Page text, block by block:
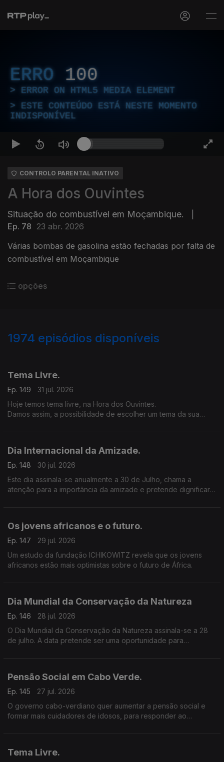
ERRO 100
ERROR ON HTML5 MEDIA ELEMENT
ESTE CONTEÚDO ESTÁ NESTE MOMENTO
INDISPONÍVEL
CONTROLO PARENTAL INATIVO
A Hora dos Ouvintes
Situação do combustível em Moçambique.
Ep. 78 23 abr. 2026
Várias bombas de gasolina estão fechadas por falta de
combustível em Moçambique
opções
1974 episódios disponíveis
Tema Livre.
Ep. 149
31 jul. 2026
Hoje temos tema livre, na Hora dos Ouvintes.
Damos assim, a possibilidade de escolher um tema da sua
Dia Internacional da Amizade.
Ep. 148
30 jul. 2026
Este dia assinala-se anualmente a 30 de Julho, chama a
atenção para a importância da amizade e pretende dignificar o
Os jovens africanos e o futuro.
Ep. 147
29 jul. 2026
Um estudo da fundação ICHIKOWITZ revela que os jovens
africanos estão mais optimistas sobre o futuro de África.
Dia Mundial da Conservação da Natureza
Ep. 146
28 jul. 2026
O Dia Mundial da Conservação da Natureza assinala-se a 28
de julho. A data pretende ser uma oportunidade para
Pensão Social em Cabo Verde.
Ep. 145
27 jul. 2026
O governo cabo-verdiano quer aumentar a pensão social e
formar mais cuidadores de idosos, para responder ao
Tema Livre.